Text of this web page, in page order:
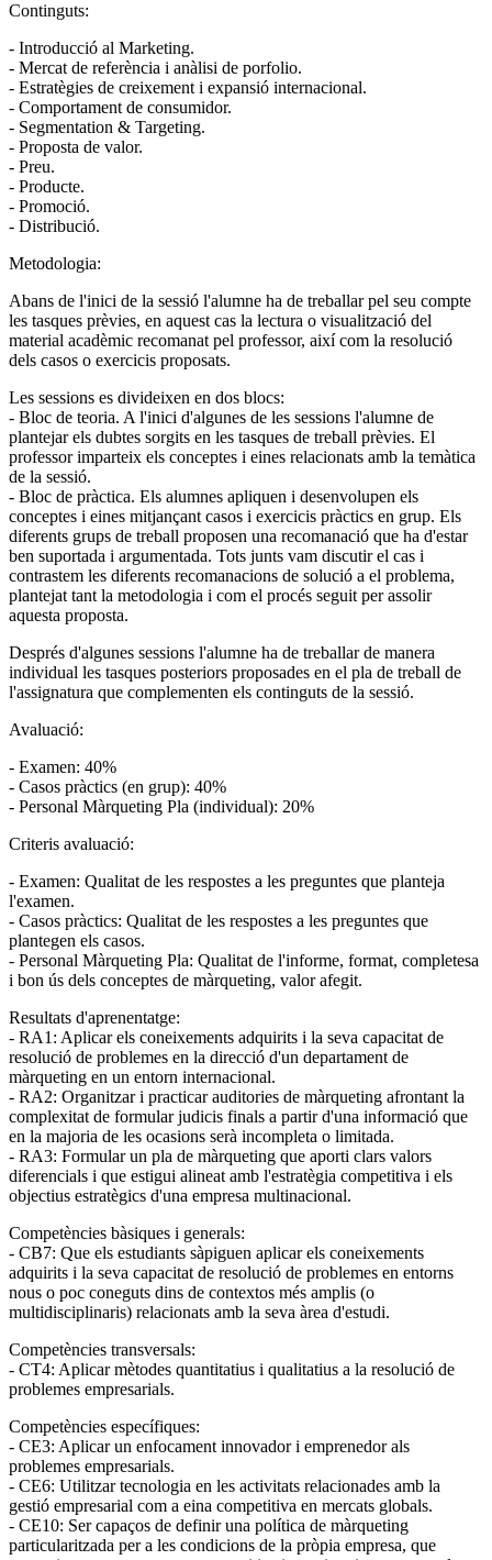
Continguts:
- Introducció al Marketing.
- Mercat de referència i anàlisi de porfolio.
- Estratègies de creixement i expansió internacional.
- Comportament de consumidor.
- Segmentation & Targeting.
- Proposta de valor.
- Preu.
- Producte.
- Promoció.
- Distribució.
Metodologia:
Abans de l'inici de la sessió l'alumne ha de treballar pel seu compte
les tasques prèvies, en aquest cas la lectura o visualització del
material acadèmic recomanat pel professor, així com la resolució
dels casos o exercicis proposats.
Les sessions es divideixen en dos blocs:
- Bloc de teoria. A l'inici d'algunes de les sessions l'alumne de
plantejar els dubtes sorgits en les tasques de treball prèvies. El
professor imparteix els conceptes i eines relacionats amb la temàtica
de la sessió.
- Bloc de pràctica. Els alumnes apliquen i desenvolupen els
conceptes i eines mitjançant casos i exercicis pràctics en grup. Els
diferents grups de treball proposen una recomanació que ha d'estar
ben suportada i argumentada. Tots junts vam discutir el cas i
contrastem les diferents recomanacions de solució a el problema,
plantejat tant la metodologia i com el procés seguit per assolir
aquesta proposta.
Després d'algunes sessions l'alumne ha de treballar de manera
individual les tasques posteriors proposades en el pla de treball de
l'assignatura que complementen els continguts de la sessió.
Avaluació:
- Examen: 40%
- Casos pràctics (en grup): 40%
- Personal Màrqueting Pla (individual): 20%
Criteris avaluació:
- Examen: Qualitat de les respostes a les preguntes que planteja
l'examen.
- Casos pràctics: Qualitat de les respostes a les preguntes que
plantegen els casos.
- Personal Màrqueting Pla: Qualitat de l'informe, format, completesa
i bon ús dels conceptes de màrqueting, valor afegit.
Resultats d'aprenentatge:
- RA1: Aplicar els coneixements adquirits i la seva capacitat de
resolució de problemes en la direcció d'un departament de
màrqueting en un entorn internacional.
- RA2: Organitzar i practicar auditories de màrqueting afrontant la
complexitat de formular judicis finals a partir d'una informació que
en la majoria de les ocasions serà incompleta o limitada.
- RA3: Formular un pla de màrqueting que aporti clars valors
diferencials i que estigui alineat amb l'estratègia competitiva i els
objectius estratègics d'una empresa multinacional.
Competències bàsiques i generals:
- CB7: Que els estudiants sàpiguen aplicar els coneixements
adquirits i la seva capacitat de resolució de problemes en entorns
nous o poc coneguts dins de contextos més amplis (o
multidisciplinaris) relacionats amb la seva àrea d'estudi.
Competències transversals:
- CT4: Aplicar mètodes quantitatius i qualitatius a la resolució de
problemes empresarials.
Competències específiques:
- CE3: Aplicar un enfocament innovador i emprenedor als
problemes empresarials.
- CE6: Utilitzar tecnologia en les activitats relacionades amb la
gestió empresarial com a eina competitiva en mercats globals.
- CE10: Ser capaços de definir una política de màrqueting
particularitzada per a les condicions de la pròpia empresa, que